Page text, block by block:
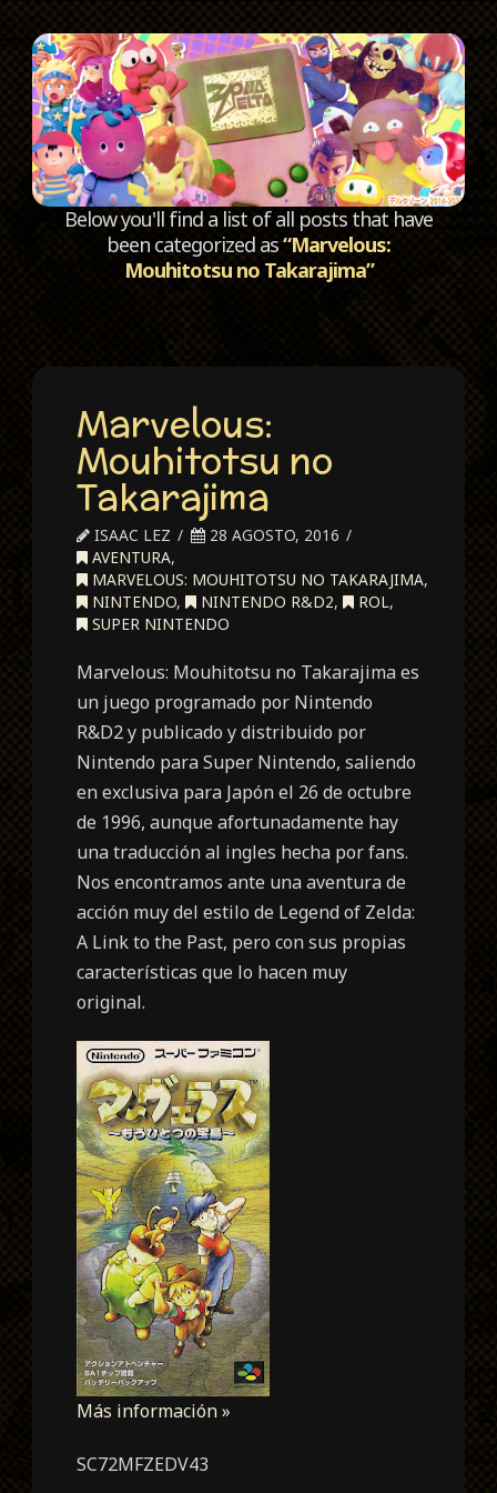
Below you'll find a list of all posts that have
been categorized as“Marvelous:
Mouhitotsu no Takarajima”
Marvelous:
Mouhitotsu no
Takarajima
ISAAC LEZ
28 AGOSTO, 2016
AVENTURA,
MARVELOUS: MOUHITOTSU NO TAKARAJIMA,
NINTENDO, NINTENDO R&D2, ROL,
SUPER NINTENDO
Marvelous: Mouhitotsu no Takarajima es
un juego programado por Nintendo
R&D2 y publicado y distribuido por
Nintendo para Super Nintendo, saliendo
en exclusiva para Japón el 26 de octubre
de 1996, aunque afortunadamente hay
una traducción al ingles hecha por fans.
Nos encontramos ante una aventura de
acción muy del estilo de Legend of Zelda:
A Link to the Past, pero con sus propias
características que lo hacen muy
original.
Más información »
SC72MFZEDV43